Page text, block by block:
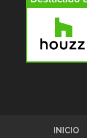
INICIO